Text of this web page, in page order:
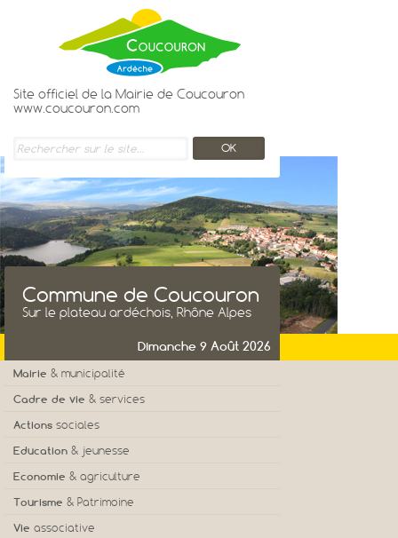
Commune de Coucouron
Sur le plateau ardéchois, Rhône Alpes
Dimanche 9 Août 2026
Mairie & municipalité
Cadre de vie & services
Actions sociales
Education & jeunesse
Economie & agriculture
Tourisme & Patrimoine
Vie associative
Site officiel de la Mairie de Coucouron
www.coucouron.com